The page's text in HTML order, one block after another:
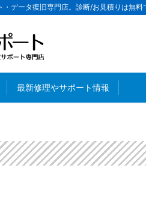
データ復旧専門店。診断/お見積りは無
最新修理やサポート情報